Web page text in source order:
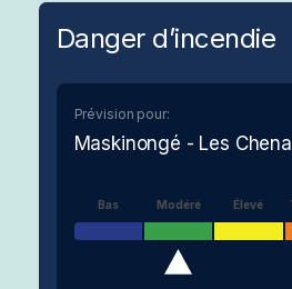
Danger d’incendie
Prévision pour:
Maskinongé - Les
Bas Modéré Élevé